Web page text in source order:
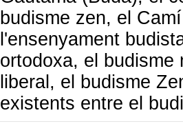
budisme zen, el
l'ensenyament
ortodoxa, el budisme
liberal, el budisme
existents entre el